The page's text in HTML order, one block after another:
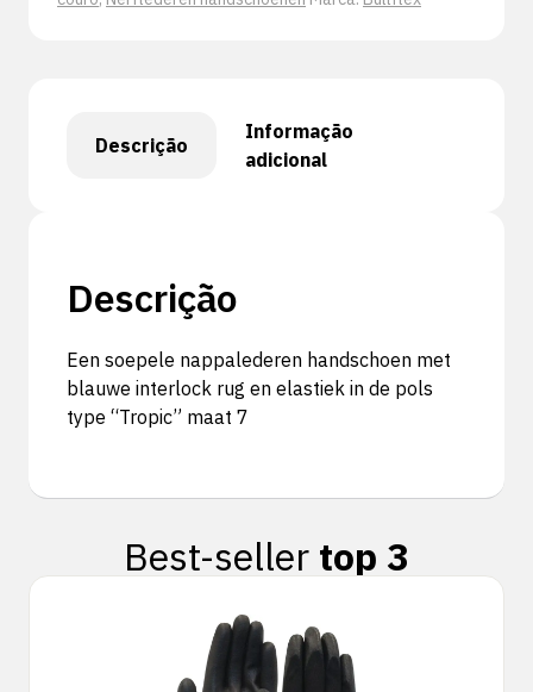
Descrição
Informação
adicional
Descrição
Een soepele nappalederen handschoen met
blauwe interlock rug en elastiek in de pols
type “Tropic” maat 7
Best-seller top 3